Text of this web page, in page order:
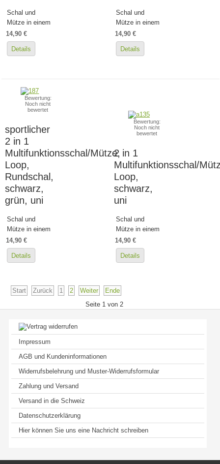
Schal und
Mütze in einem
14,90 €
Details
Schal und
Mütze in einem
14,90 €
Details
Bewertung:
Noch nicht
bewertet
sportlicher
2 in 1
Multifunktionsschal/Mütze,
Loop,
Rundschal,
schwarz,
grün, uni
Schal und
Mütze in einem
14,90 €
Details
Bewertung:
Noch nicht
bewertet
2 in 1
Multifunktionsschal/
Loop,
schwarz,
uni
Schal und
Mütze in einem
14,90 €
Details
Start Zurück 1 2 Weiter
Ende
Seite 1 von 2
Impressum
AGB und Kundeninformationen
Widerrufsbelehrung und Muster-Widerrufsformular
Zahlung und Versand
Versand in die Schweiz
Datenschutzerklärung
Hier können Sie uns eine Nachricht schreiben